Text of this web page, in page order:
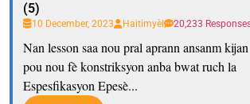
(5)
10 December, 2023 Haitimyèl 20,233
Nan lesson saa nou pral aprann ansanm kijan
pou nou fè konstriksyon anba bwat ruch la
Espesfikasyon Epesè...